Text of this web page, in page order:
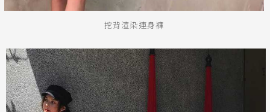
挖背渲染連身褲